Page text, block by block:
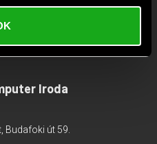
16; Szerda 10-18;
10-16 óráig
Iroda
Budafoki út 59.